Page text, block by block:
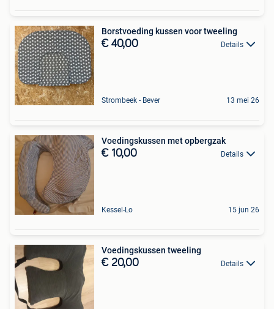
Borstvoeding kussen voor tweeling
€ 40,00 Details
Strombeek - Bever 13 mei 26
Voedingskussen met opbergzak
€ 10,00 Details
Kessel-Lo 15 jun 26
Voedingskussen tweeling
€ 20,00 Details